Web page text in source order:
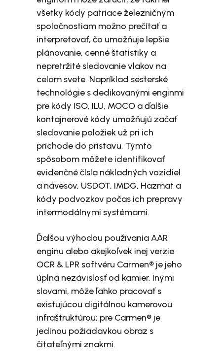
všetky kódy patriace železničným
spoločnostiam možno prečítať a
interpretovať, čo umožňuje lepšie
plánovanie, cenné štatistiky a
nepretržité sledovanie vlakov na
celom svete. Napríklad sesterské
technológie s dedikovanými enginmi
pre kódy ISO, ILU, MOCO a ďalšie
kontajnerové kódy umožňujú začať
sledovanie položiek už pri ich
príchode do prístavu. Týmto
spôsobom môžete identifikovať
evidenčné čísla nákladných vozidiel
a návesov, USDOT, IMDG, Hazmat a
kódy podvozkov počas ich prepravy
intermodálnymi systémami.
Ďalšou výhodou používania AAR
enginu alebo akejkoľvek inej verzie
OCR & LPR softvéru Carmen® je jeho
úplná nezávislosť od kamier. Inými
slovami, môže ľahko pracovať s
existujúcou digitálnou kamerovou
infraštruktúrou; pre Carmen® je
jedinou požiadavkou obraz s
čitateľnými znakmi.